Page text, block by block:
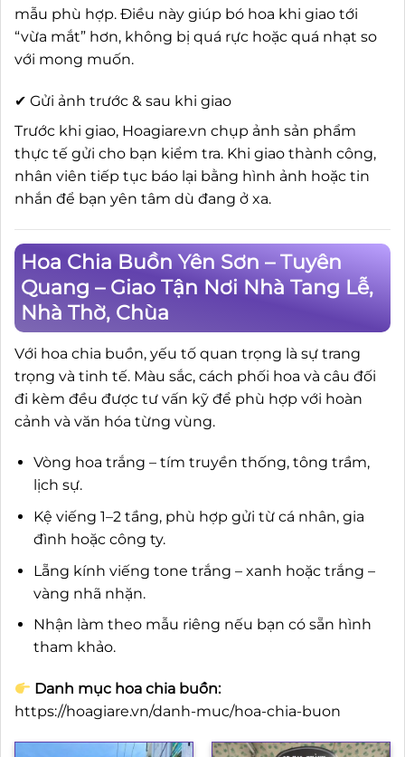
mẫu phù hợp. Điều này giúp bó hoa khi giao tới
“vừa mắt” hơn, không bị quá rực hoặc quá nhạt so
với mong muốn.
✔ Gửi ảnh trước & sau khi giao
Trước khi giao, Hoagiare.vn chụp ảnh sản phẩm
thực tế gửi cho bạn kiểm tra. Khi giao thành công,
nhân viên tiếp tục báo lại bằng hình ảnh hoặc tin
nhắn để bạn yên tâm dù đang ở xa.
Hoa Chia Buồn Yên Sơn – Tuyên
Quang – Giao Tận Nơi Nhà Tang Lễ,
Nhà Thờ, Chùa
Với hoa chia buồn, yếu tố quan trọng là sự trang
trọng và tinh tế. Màu sắc, cách phối hoa và câu đối
đi kèm đều được tư vấn kỹ để phù hợp với hoàn
cảnh và văn hóa từng vùng.
Vòng hoa trắng – tím truyền thống, tông trầm,
lịch sự.
Kệ viếng 1–2 tầng, phù hợp gửi từ cá nhân, gia
đình hoặc công ty.
Lẵng kính viếng tone trắng – xanh hoặc trắng –
vàng nhã nhặn.
Nhận làm theo mẫu riêng nếu bạn có sẵn hình
tham khảo.
Danh mục hoa chia buồn:
https://hoagiare.vn/danh-muc/hoa-chia-buon